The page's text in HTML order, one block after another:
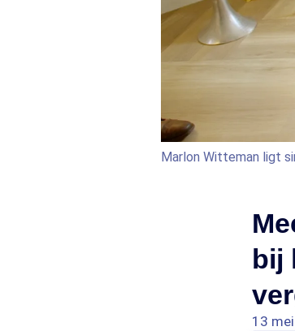
Marlon Witteman ligt
bij
13